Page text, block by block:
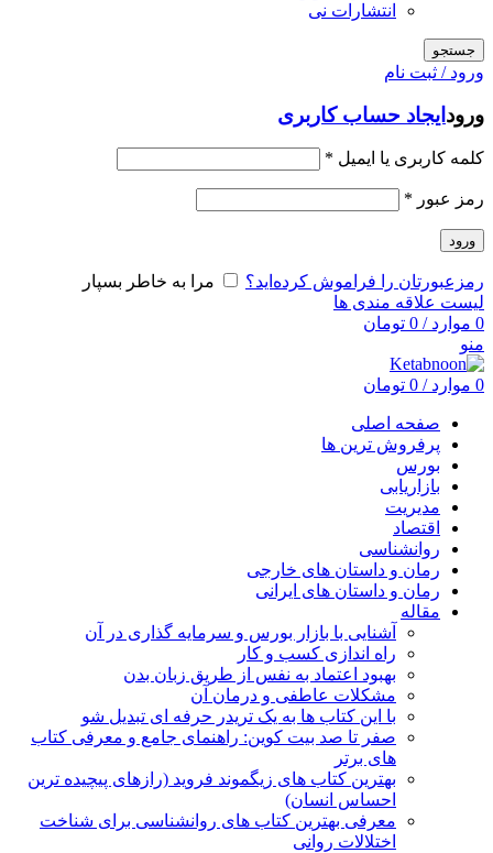
انتشارات نی
جستجو
ورود / ثبت نام
ورود ایجاد حساب کاربری
کلمه کاربری یا ایمیل *
رمز عبور *
ورود
رمزعبورتان را فراموش کرده‌اید؟
مرا به خاطر بسپار
لیست علاقه مندی ها
0 موارد /
0 تومان
منو
0 موارد /
0 تومان
صفحه اصلی
پرفروش ترین ها
بورس
بازاریابی
مدیریت
اقتصاد
روانشناسی
رمان و داستان های خارجی
رمان و داستان های ایرانی
مقاله
آشنایی با بازار بورس و سرمایه گذاری در آن
راه اندازی کسب و کار
بهبود اعتماد به نفس از طریق زبان بدن
مشکلات عاطفی و درمان آن
با این کتاب ها به یک تریدر حرفه ای تبدیل شو
صفر تا صد بیت کوین: راهنمای جامع و معرفی کتاب
های برتر
بهترین کتاب های زیگموند فروید (رازهای پیچیده ترین
احساس انسان)
معرفی بهترین کتاب های روانشناسی برای شناخت
اختلالات روانی